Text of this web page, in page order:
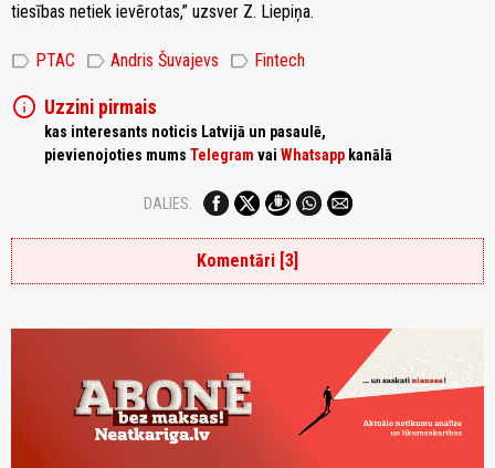
tiesības netiek ievērotas,” uzsver Z. Liepiņa.
label PTAC label Andris Šuvajevs label Fintech
info Uzzini pirmais
kas interesants noticis Latvijā un pasaulē,
pievienojoties mums Telegram vai Whatsapp kanālā
DALIES:
Komentāri [3]